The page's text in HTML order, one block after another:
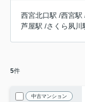
西宮北口駅 /西宮駅
芦屋駅 /さくら夙川
5件
中古マンション